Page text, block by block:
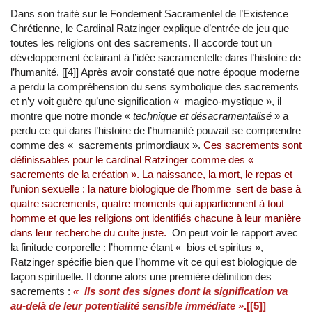
Dans son traité sur le Fondement Sacramentel de l’Existence
Chrétienne, le Cardinal Ratzinger explique d’entrée de jeu que
toutes les religions ont des sacrements. Il accorde tout un
développement éclairant à l’idée sacramentelle dans l’histoire de
l’humanité. [[4]] Après avoir constaté que notre époque moderne
a perdu la compréhension du sens symbolique des sacrements
et n’y voit guère qu’une signification « magico-mystique », il
montre que notre monde « technique et désacramentalisé » a
perdu ce qui dans l’histoire de l’humanité pouvait se comprendre
comme des « sacrements primordiaux ». Ces sacrements sont
définissables pour le cardinal Ratzinger comme des «
sacrements de la création ». La naissance, la mort, le repas et
l’union sexuelle : la nature biologique de l’homme sert de base à
quatre sacrements, quatre moments qui appartiennent à tout
homme et que les religions ont identifiés chacune à leur manière
dans leur recherche du culte juste. On peut voir le rapport avec
la finitude corporelle : l’homme étant « bios et spiritus »,
Ratzinger spécifie bien que l’homme vit ce qui est biologique de
façon spirituelle. Il donne alors une première définition des
sacrements : « Ils sont des signes dont la signification va
au-delà de leur potentialité sensible immédiate ».[[5]]